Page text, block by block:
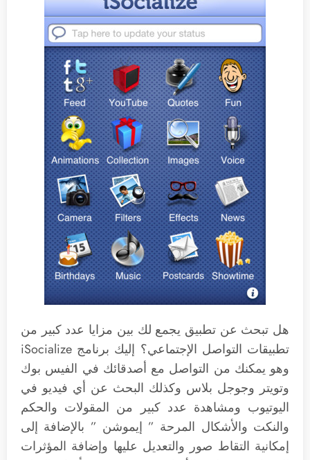
هل تبحث عن تطبيق يجمع لك بين مزايا عدد كبير من
تطبيقات التواصل الإجتماعي؟ إليك برنامج iSocialize
وهو يمكنك من التواصل مع أصدقائك في الفيس بوك
وتويتر وجوجل بلاس وكذلك البحث عن أي فيديو في
اليوتيوب ومشاهدة عدد كبير من المقولات والحكم
والنكت والأشكال المرحة ” إيموشن ” بالإضافة إلى
إمكانية التقاط صور والتعديل عليها وإضافة المؤثرات